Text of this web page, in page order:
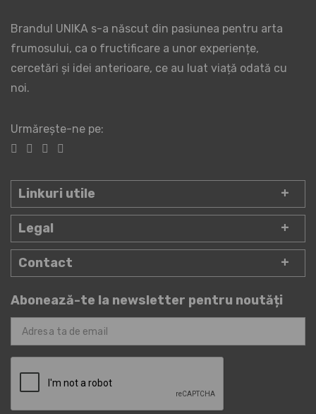
Brandul UNIKA s-a născut din pasiunea pentru arta
frumosului, ca o fructificare a unor experiențe,
cercetări și idei anterioare, ce au luat viață odată cu
noi.
Urmărește-ne pe:
Linkuri utile
Legal
Contact
Abonează-te la newsletter pentru noutăți